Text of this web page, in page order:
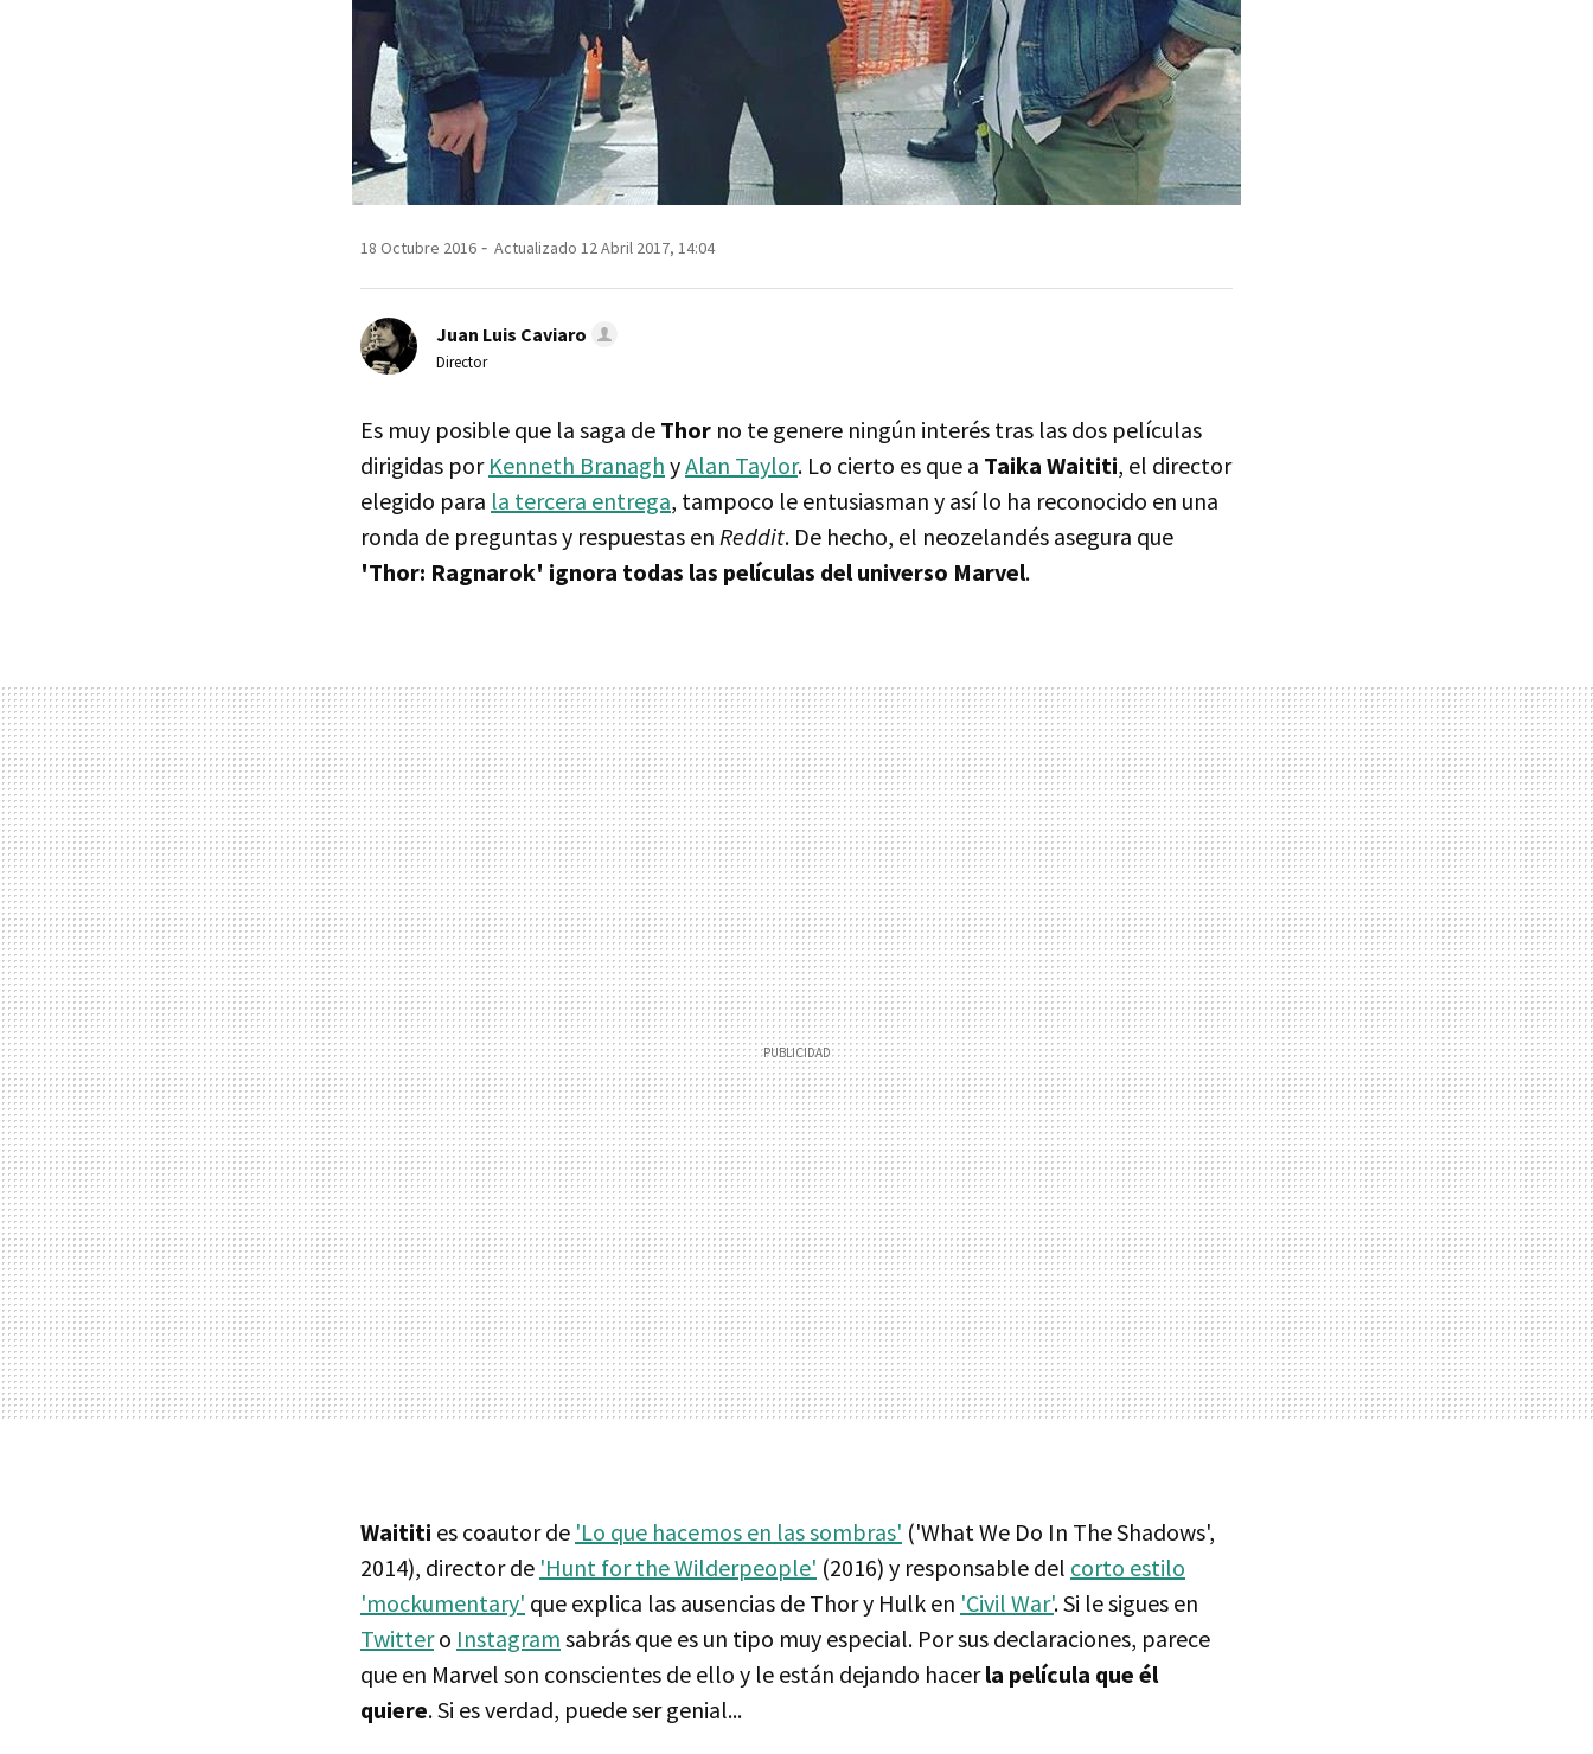
18 Octubre 2016 Actualizado 12 Abril 2017, 14:04
Juan Luis Caviaro
Director
Es muy posible que la saga de Thor no te genere ningún interés tras las dos películas
dirigidas por Kenneth Branagh yAlan Taylor. Lo cierto es que a Taika Waititi, el director
elegido para la tercera entrega, tampoco le entusiasman y así lo ha reconocido en una
ronda de preguntas y respuestas en Reddit. De hecho, el neozelandés asegura que
'Thor: Ragnarok' ignora todas las películas del universo Marvel.
Waititi es coautor de 'Lo que hacemos en las sombras' ('What We Do In The Shadows',
2014), director de 'Hunt for the Wilderpeople' (2016) y responsable del corto estilo
'mockumentary' que explica las ausencias de Thor y Hulk en 'Civil War'. Si le sigues en
Twittero Instagram sabrás que es un tipo muy especial. Por sus declaraciones, parece
que en Marvel son conscientes de ello y le están dejando hacerla película que él
quiere. Si es verdad, puede ser genial...